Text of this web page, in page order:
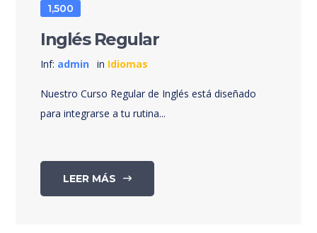
1,500
Inglés Regular
Inf: admin in Idiomas
Nuestro Curso Regular de Inglés está diseñado
para integrarse a tu rutina...
LEER MÁS